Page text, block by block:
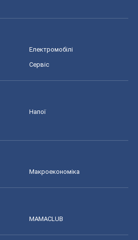
Електромобілі
Сервіс
Напої
Макроекономіка
MAMACLUB